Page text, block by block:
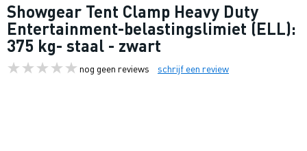
Showgear Tent Clamp Heavy Duty
Entertainment-belastingslimiet (ELL):
375 kg- staal - zwart
nog geen reviews schrijf een review